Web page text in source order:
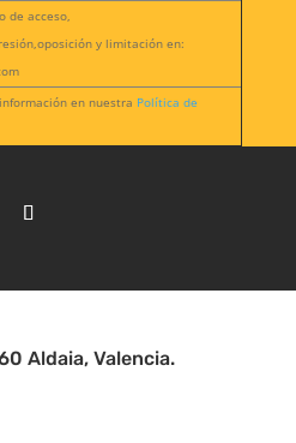
de acceso,
y limitación en:
en nuestra Política de
Aldaia, Valencia.